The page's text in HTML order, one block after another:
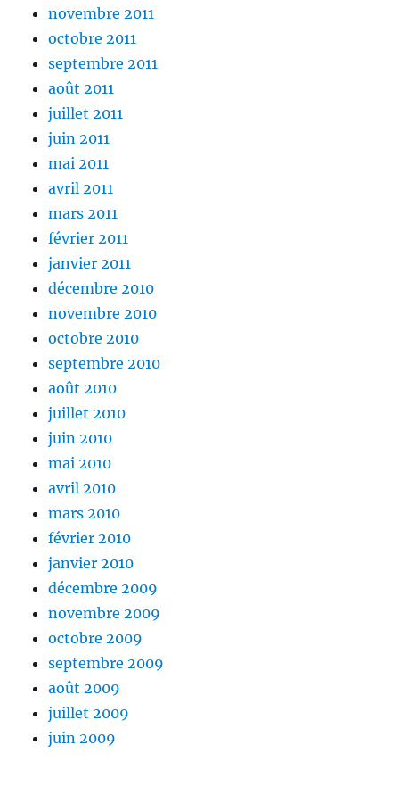
novembre 2011
octobre 2011
septembre 2011
août 2011
juillet 2011
juin 2011
mai 2011
avril 2011
mars 2011
février 2011
janvier 2011
décembre 2010
novembre 2010
octobre 2010
septembre 2010
août 2010
juillet 2010
juin 2010
mai 2010
avril 2010
mars 2010
février 2010
janvier 2010
décembre 2009
novembre 2009
octobre 2009
septembre 2009
août 2009
juillet 2009
juin 2009